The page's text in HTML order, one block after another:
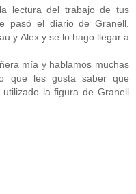
lectura del trabajo de tus
pasó el diario de Granell.
y Alex y se lo hago llegar a
mía y hablamos muchas
que les gusta saber que
la figura de Granell